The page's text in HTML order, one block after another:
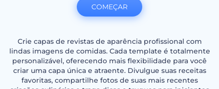
Crie capas de revistas de aparência profissional com
lindas imagens de comidas. Cada template é totalmente
personalizável, oferecendo mais flexibilidade para você
criar uma capa única e atraente. Divulgue suas receitas
favoritas, compartilhe fotos de suas mais recentes
COMEÇAR